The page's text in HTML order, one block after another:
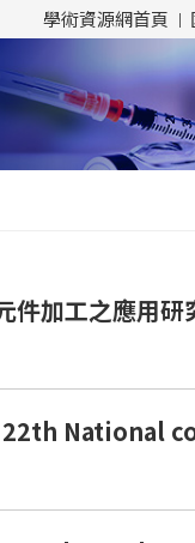
學術資源網首頁
件加工之應用
22th National